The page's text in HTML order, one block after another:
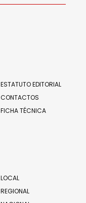
ESTATUTO EDITORIAL
CONTACTOS
FICHA TÉCNICA
LOCAL
REGIONAL